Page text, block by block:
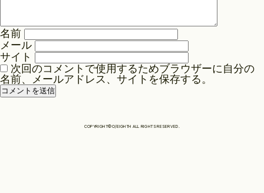
Store
ョ
ン
名前
メール
サイト
次回のコメントで使用するためブラウザーに自分の
名前、メールアドレス、サイトを保存する。
COPYRIGHT©O/EIGHTH ALL RIGHTS RESERVED.